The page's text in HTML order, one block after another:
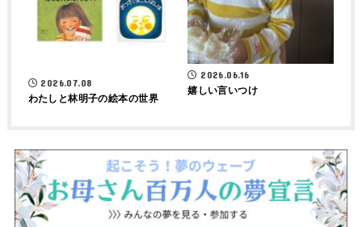
2026.07.08
わたしと林明子の絵本の世界
2026.06.16
嬉しい言いつけ